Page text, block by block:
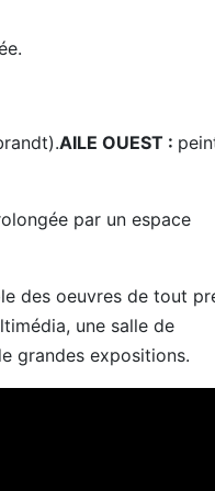
AILE OUEST :
par un espace
des oeuvres de tout
une salle de
grandes expositions.